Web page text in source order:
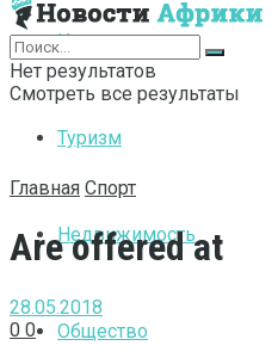
Интернет
Туризм
Недвижимость
Общество
Нет результатов
Смотреть все результаты
Главная Спорт
Are offered at
28.05.2018
0 0